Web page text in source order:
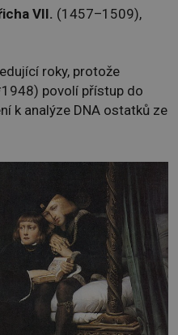
VII. (1457–1509),
roky, protože
povolí přístup do
k analýze DNA ostatků ze